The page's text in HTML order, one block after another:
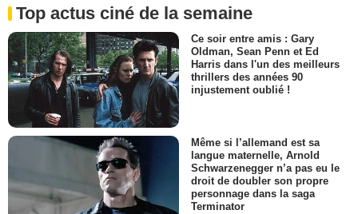
Top actus ciné de la semaine
Ce soir entre amis : Gary
Oldman, Sean Penn et Ed
Harris dans l'un des meilleurs
thrillers des années 90
injustement oublié !
Même si l’allemand est sa
langue maternelle, Arnold
Schwarzenegger n’a pas eu le
droit de doubler son propre
personnage dans la saga
Terminator